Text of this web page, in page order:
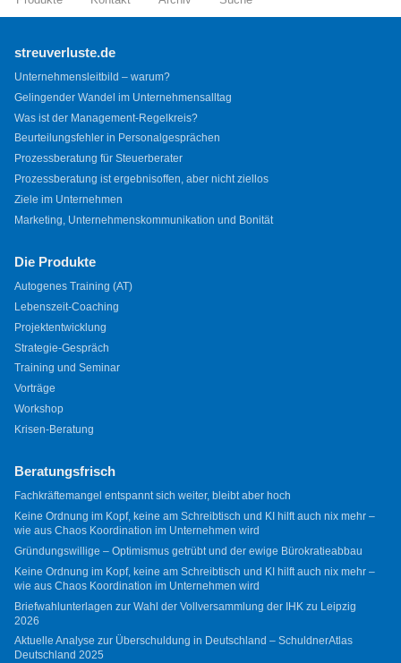
streuverluste.de
Unternehmensleitbild – warum?
Gelingender Wandel im Unternehmensalltag
Was ist der Management-Regelkreis?
Beurteilungsfehler in Personalgesprächen
Prozessberatung für Steuerberater
Prozessberatung ist ergebnisoffen, aber nicht ziellos
Ziele im Unternehmen
Marketing, Unternehmenskommunikation und Bonität
Die Produkte
Autogenes Training (AT)
Lebenszeit-Coaching
Projektentwicklung
Strategie-Gespräch
Training und Seminar
Vorträge
Workshop
Krisen-Beratung
Beratungsfrisch
Fachkräftemangel entspannt sich weiter, bleibt aber hoch
Keine Ordnung im Kopf, keine am Schreibtisch und KI hilft auch nix mehr –
wie aus Chaos Koordination im Unternehmen wird
Gründungswillige – Optimismus getrübt und der ewige Bürokratieabbau
Keine Ordnung im Kopf, keine am Schreibtisch und KI hilft auch nix mehr –
wie aus Chaos Koordination im Unternehmen wird
Briefwahlunterlagen zur Wahl der Vollversammlung der IHK zu Leipzig
2026
Aktuelle Analyse zur Überschuldung in Deutschland – SchuldnerAtlas
Deutschland 2025